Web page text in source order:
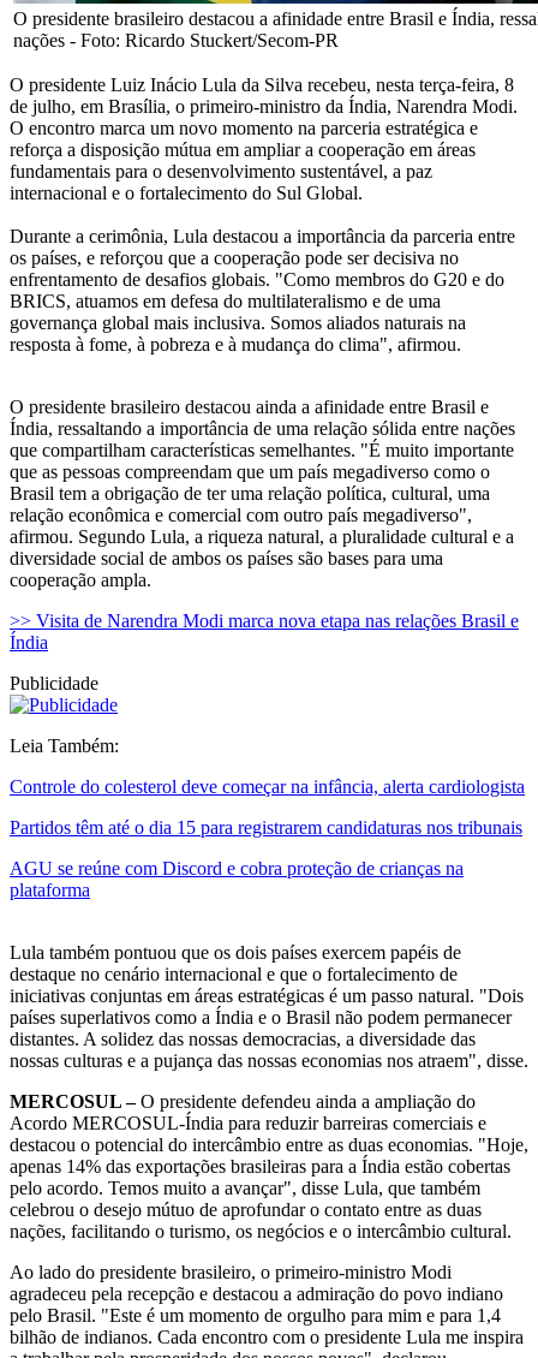
O presidente brasileiro destacou a afinidade entre Brasil e Índia,
nações - Foto: Ricardo Stuckert/Secom-PR
O presidente Luiz Inácio Lula da Silva recebeu, nesta terça-feira, 8
de julho, em Brasília, o primeiro-ministro da Índia, Narendra Modi.
O encontro marca um novo momento na parceria estratégica e
reforça a disposição mútua em ampliar a cooperação em áreas
fundamentais para o desenvolvimento sustentável, a paz
internacional e o fortalecimento do Sul Global.
Durante a cerimônia, Lula destacou a importância da parceria entre
os países, e reforçou que a cooperação pode ser decisiva no
enfrentamento de desafios globais. "Como membros do G20 e do
BRICS, atuamos em defesa do multilateralismo e de uma
governança global mais inclusiva. Somos aliados naturais na
resposta à fome, à pobreza e à mudança do clima", afirmou.
O presidente brasileiro destacou ainda a afinidade entre Brasil e
Índia, ressaltando a importância de uma relação sólida entre nações
que compartilham características semelhantes. "É muito importante
que as pessoas compreendam que um país megadiverso como o
Brasil tem a obrigação de ter uma relação política, cultural, uma
relação econômica e comercial com outro país megadiverso",
afirmou. Segundo Lula, a riqueza natural, a pluralidade cultural e a
diversidade social de ambos os países são bases para uma
cooperação ampla.
>> Visita de Narendra Modi marca nova etapa nas relações Brasil e
Índia
Publicidade
Leia Também:
Controle do colesterol deve começar na infância, alerta cardiologista
Partidos têm até o dia 15 para registrarem candidaturas nos tribunais
AGU se reúne com Discord e cobra proteção de crianças na
plataforma
Lula também pontuou que os dois países exercem papéis de
destaque no cenário internacional e que o fortalecimento de
iniciativas conjuntas em áreas estratégicas é um passo natural. "Dois
países superlativos como a Índia e o Brasil não podem permanecer
distantes. A solidez das nossas democracias, a diversidade das
nossas culturas e a pujança das nossas economias nos atraem", disse.
MERCOSUL –O presidente defendeu ainda a ampliação do
Acordo MERCOSUL-Índia para reduzir barreiras comerciais e
destacou o potencial do intercâmbio entre as duas economias. "Hoje,
apenas 14% das exportações brasileiras para a Índia estão cobertas
pelo acordo. Temos muito a avançar", disse Lula, que também
celebrou o desejo mútuo de aprofundar o contato entre as duas
nações, facilitando o turismo, os negócios e o intercâmbio cultural.
Ao lado do presidente brasileiro, o primeiro-ministro Modi
agradeceu pela recepção e destacou a admiração do povo indiano
pelo Brasil. "Este é um momento de orgulho para mim e para 1,4
bilhão de indianos. Cada encontro com o presidente Lula me inspira